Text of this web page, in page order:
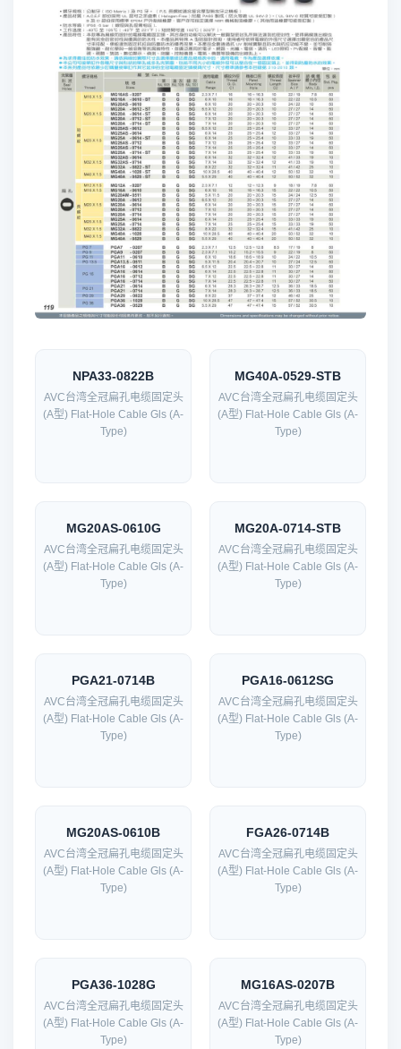
NPA33-0822B
AVC台湾全冠扁孔电缆固定头
(A型) Flat-Hole Cable Gls (A-
Type)
MG40A-0529-STB
AVC台湾全冠扁孔电缆固定头
(A型) Flat-Hole Cable Gls (A-
Type)
MG20AS-0610G
AVC台湾全冠扁孔电缆固定头
(A型) Flat-Hole Cable Gls (A-
Type)
MG20A-0714-STB
AVC台湾全冠扁孔电缆固定头
(A型) Flat-Hole Cable Gls (A-
Type)
PGA21-0714B
AVC台湾全冠扁孔电缆固定头
(A型) Flat-Hole Cable Gls (A-
Type)
PGA16-0612SG
AVC台湾全冠扁孔电缆固定头
(A型) Flat-Hole Cable Gls (A-
Type)
MG20AS-0610B
AVC台湾全冠扁孔电缆固定头
(A型) Flat-Hole Cable Gls (A-
Type)
FGA26-0714B
AVC台湾全冠扁孔电缆固定头
(A型) Flat-Hole Cable Gls (A-
Type)
PGA36-1028G
AVC台湾全冠扁孔电缆固定头
(A型) Flat-Hole Cable Gls (A-
Type)
MG16AS-0207B
AVC台湾全冠扁孔电缆固定头
(A型) Flat-Hole Cable Gls (A-
Type)